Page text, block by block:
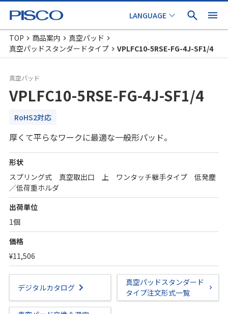
TOP 商品案内
真空パッド
真空パッドスタンダードタイプ
VPLFC10-5RSE-FG-4J-SF1/4
真空パッド
VPLFC10-5RSE-FG-4J-SF1/4
RoHS2対応
厚くて平らなワークに最適な一般形パッド。
形状
スプリング式 真空取出口 上 ワンタッチ継手タイプ 低発塵
／低荷重ホルダ
出荷単位
1個
価格
¥11,506
デジタルカタログ
真空パッドスタンダード
タイプ注文形式一覧